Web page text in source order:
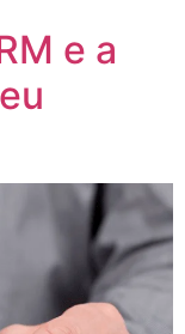
e a